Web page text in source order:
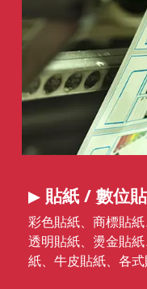
貼紙 / 數位
彩色貼紙、商標貼紙
透明貼紙、燙金貼
紙、牛皮貼紙、各